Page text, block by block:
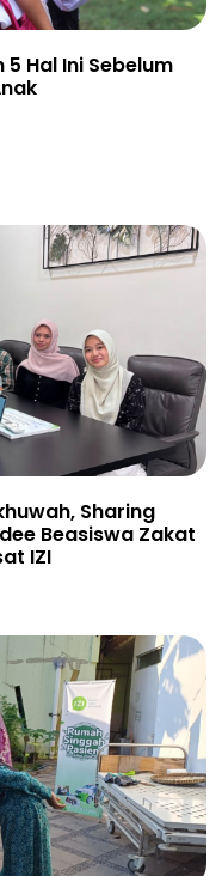
Hal Ini Sebelum
Sharing
Beasiswa Zakat
IZI